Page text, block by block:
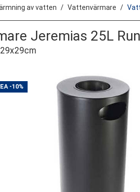
av vatten Vattenvärmare
Jeremias 25L
-10%